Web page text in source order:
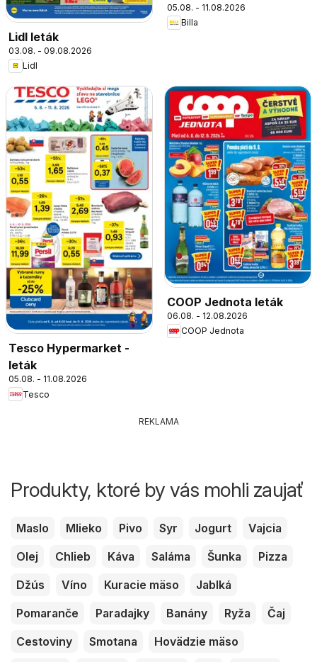
Lidl leták
03.08. - 09.08.2026
Lidl
05.08. - 11.08.2026
Billa
Tesco Hypermarket -
leták
05.08. - 11.08.2026
Tesco
COOP Jednota leták
06.08. - 12.08.2026
COOP Jednota
REKLAMA
Produkty, ktoré by vás mohli zaujať
Maslo Mlieko Pivo Syr Jogurt
Vajcia
Olej
Chlieb Káva Saláma Šunka
Pizza
Džús
Víno Kuracie mäso
Jablká
Pomaranče
Paradajky Banány Ryža
Čaj
Cestoviny
Smotana
Hovädzie mäso